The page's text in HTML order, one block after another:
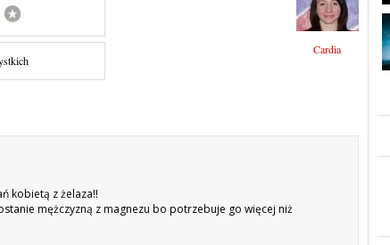
Cardia
kobietą z żelaza!!
mężczyzną z magnezu bo potrzebuje go więcej niż